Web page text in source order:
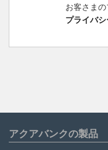
お客さまの
プライバ
アクアバンクの製品